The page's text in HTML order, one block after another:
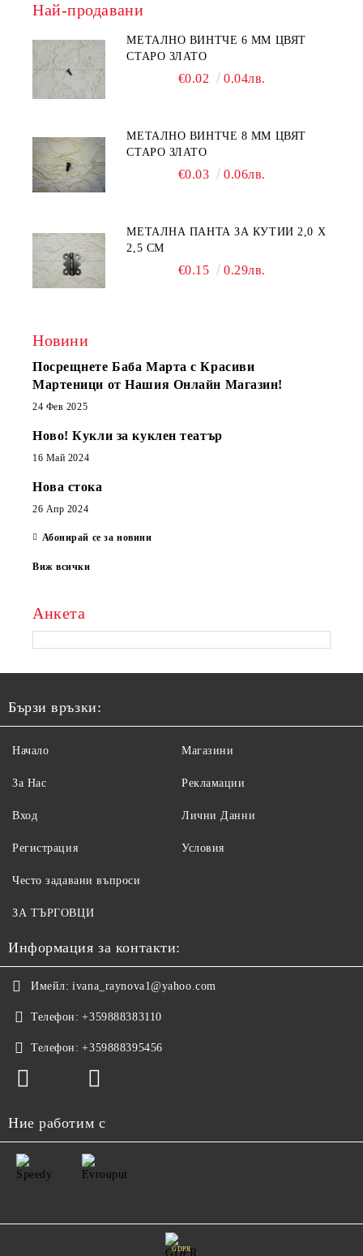
Най-продавани
МЕТАЛНО ВИНТЧЕ 6 ММ ЦВЯТ
СТАРО ЗЛАТО
€0.02 0.04лв.
МЕТАЛНО ВИНТЧЕ 8 ММ ЦВЯТ
СТАРО ЗЛАТО
€0.03 0.06лв.
МЕТАЛНА ПАНТА ЗА КУТИИ 2,0 Х
2,5 СМ
€0.15 0.29лв.
Новини
Посрещнете Баба Марта с Красиви
Мартеници от Нашия Онлайн Магазин!
24 Фев 2025
Ново! Кукли за куклен театър
16 Май 2024
Нова стока
26 Апр 2024
Абонирай се за новини
Виж всички
Анкета
Бързи връзки:
Начало
За Нас
Вход
Регистрация
Магазини
Рекламации
Лични Данни
Условия
Често задавани въпроси
ЗА ТЪРГОВЦИ
Информация за контакти:
Имейл: ivana_raynova1@yahoo.com
Телефон: +359888383110
Телефон: +359888395456
Ние работим с
GDPR